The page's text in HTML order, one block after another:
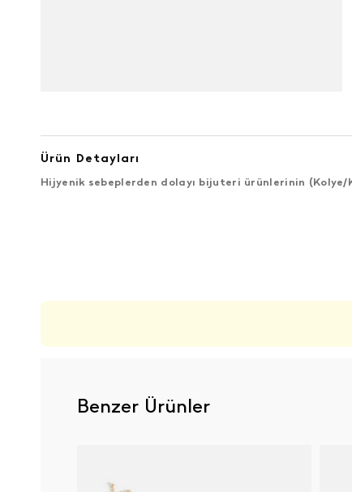
Ürün Detayları
Hijyenik sebeplerden dolayı bijuteri ürünlerinin
Benzer Ürünler